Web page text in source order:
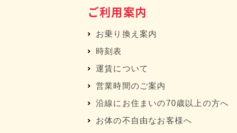
ご利用案内
お乗り換え案内
時刻表
運賃について
営業時間のご案内
沿線にお住まいの70歳以上の方へ
お体の不自由なお客様へ